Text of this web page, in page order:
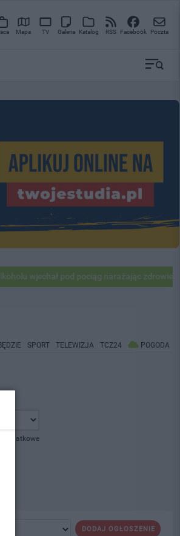
Mapa TV Galeria Katalog RSS Facebook Poczta
wjechał pod pociąg narażając zdrowie i
SPORT TELEWIZJA TCZ24 POGODA
dodatkowe
DODAJ OGŁOSZENIE